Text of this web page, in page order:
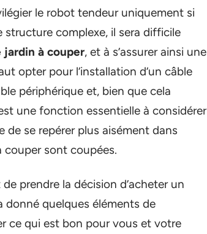
le robot tendeur uniquement si
structure complexe, il sera difficile
jardin à couper, et à s’assurer ainsi une
opter pour l’installation d’un câble
périphérique et, bien que cela
une fonction essentielle à considérer
se repérer plus aisément dans
sont coupées.
prendre la décision d’acheter un
quelques éléments de
ce qui est bon pour vous et votre